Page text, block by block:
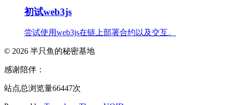
初试web3js
尝试使用web3js在链上部署合约以及交互。
© 2026 半只鱼的秘密基地
感谢陪伴：
站点总浏览量66447次